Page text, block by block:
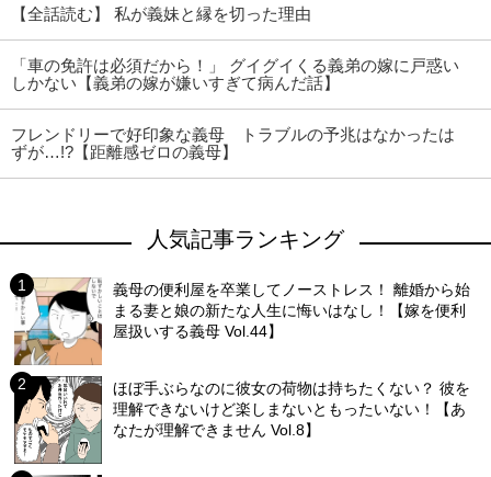
【全話読む】 私が義妹と縁を切った理由
「車の免許は必須だから！」 グイグイくる義弟の嫁に戸惑い
しかない【義弟の嫁が嫌いすぎて病んだ話】
フレンドリーで好印象な義母 トラブルの予兆はなかったは
ずが…!?【距離感ゼロの義母】
人気記事ランキング
義母の便利屋を卒業してノーストレス！ 離婚から始
まる妻と娘の新たな人生に悔いはなし！【嫁を便利
屋扱いする義母 Vol.44】
ほぼ手ぶらなのに彼女の荷物は持ちたくない？ 彼を
理解できないけど楽しまないともったいない！【あ
なたが理解できません Vol.8】